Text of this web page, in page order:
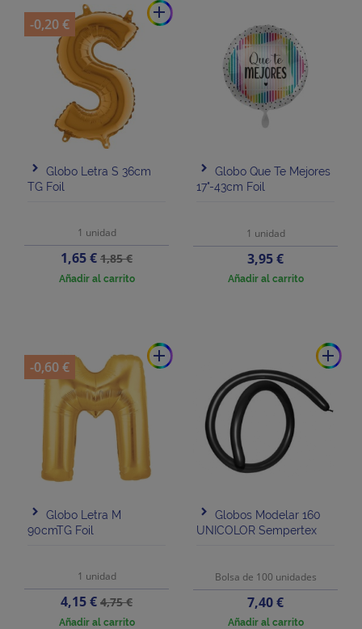
add
Globo Letra S 36cm
TG Foil
1 unidad
Precio
1,65 €Precio
base
1,85 €
Añadir al carrito
-0,20 €
Globo Que Te Mejores
17"-43cm Foil
1 unidad
Precio
3,95 €
Añadir al carrito
add
Globo Letra M
90cmTG Foil
1 unidad
Precio
4,15 €Precio
base
4,75 €
Añadir al carrito
-0,60 €
add
Globos Modelar 160
UNICOLOR Sempertex
Bolsa de 100 unidades
Precio
7,40 €
Añadir al carrito